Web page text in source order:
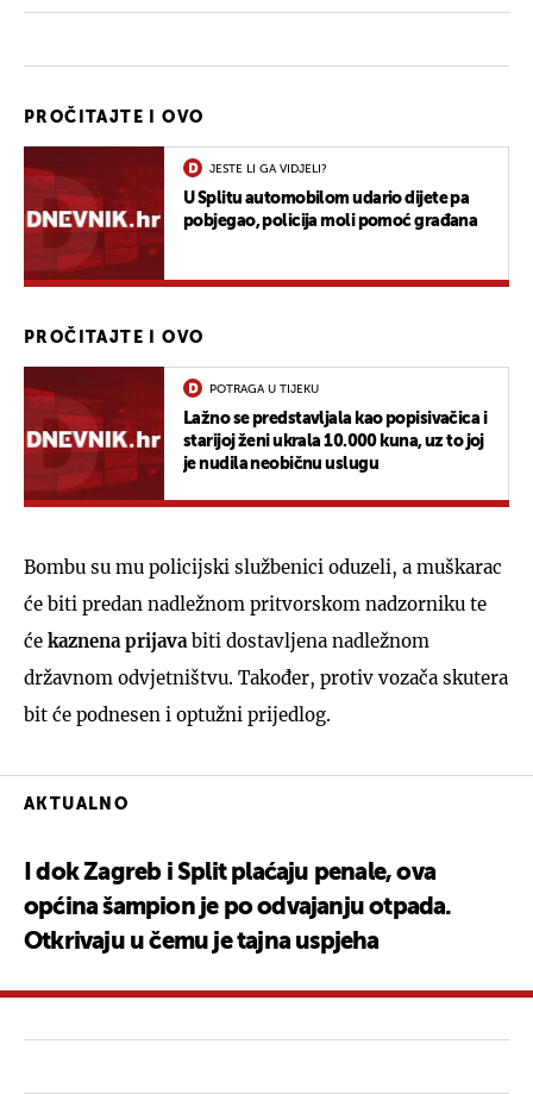
PROČITAJTE I OVO
JESTE LI GA VIDJELI?
U Splitu automobilom udario dijete pa
pobjegao, policija moli pomoć građana
PROČITAJTE I OVO
POTRAGA U TIJEKU
Lažno se predstavljala kao popisivačica i
starijoj ženi ukrala 10.000 kuna, uz to joj
je nudila neobičnu uslugu
Bombu su mu policijski službenici oduzeli, a muškarac
će biti predan nadležnom pritvorskom nadzorniku te
će kaznena prijava biti dostavljena nadležnom
državnom odvjetništvu. Također, protiv vozača skutera
bit će podnesen i optužni prijedlog.
AKTUALNO
I dok Zagreb i Split plaćaju penale, ova
općina šampion je po odvajanju otpada.
Otkrivaju u čemu je tajna uspjeha